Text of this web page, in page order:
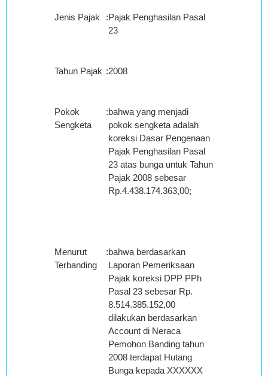
Jenis Pajak :Pajak Penghasilan Pasal
23
Tahun Pajak :2008
Pokok
Sengketa
:bahwa yang menjadi
pokok sengketa adalah
koreksi Dasar Pengenaan
Pajak Penghasilan Pasal
23 atas bunga untuk Tahun
Pajak 2008 sebesar
Rp.4.438.174.363,00;
Menurut
Terbanding
:bahwa berdasarkan
Laporan Pemeriksaan
Pajak koreksi DPP PPh
Pasal 23 sebesar Rp.
8.514.385.152,00
dilakukan berdasarkan
Account di Neraca
Pemohon Banding tahun
2008 terdapat Hutang
Bunga kepada XXXXXX